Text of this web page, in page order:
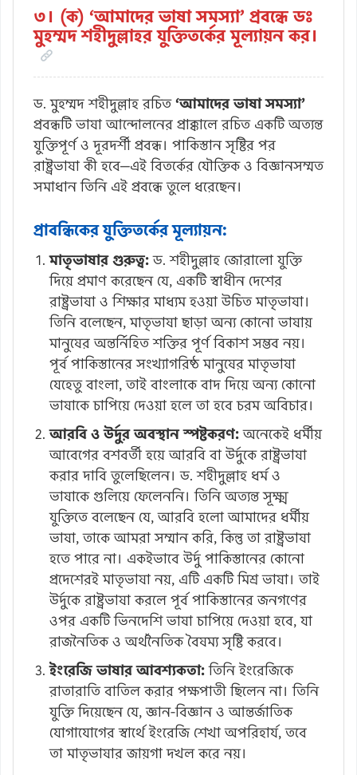
৩। (ক) ‘আমাদের ভাষা সমস্যা’ প্রবন্ধে ডঃ
মুহম্মদ শহীদুল্লাহর যুক্তিতর্কের মূল্যায়ন কর।
ড. মুহম্মদ শহীদুল্লাহ রচিত‘আমাদের ভাষা সমস্যা’
প্রবন্ধটি ভাষা আন্দোলনের প্রাক্কালে রচিত একটি অত্যন্ত
যুক্তিপূর্ণ ও দূরদর্শী প্রবন্ধ। পাকিস্তান সৃষ্টির পর
রাষ্ট্রভাষা কী হবে—এই বিতর্কের যৌক্তিক ও বিজ্ঞানসম্মত
সমাধান তিনি এই প্রবন্ধে তুলে ধরেছেন।
প্রাবন্ধিকের যুক্তিতর্কের মূল্যায়ন:
মাতৃভাষার গুরুত্ব:ড. শহীদুল্লাহ জোরালো যুক্তি
দিয়ে প্রমাণ করেছেন যে, একটি স্বাধীন দেশের
রাষ্ট্রভাষা ও শিক্ষার মাধ্যম হওয়া উচিত মাতৃভাষা।
তিনি বলেছেন, মাতৃভাষা ছাড়া অন্য কোনো ভাষায়
মানুষের অন্তর্নিহিত শক্তির পূর্ণ বিকাশ সম্ভব নয়।
পূর্ব পাকিস্তানের সংখ্যাগরিষ্ঠ মানুষের মাতৃভাষা
যেহেতু বাংলা, তাই বাংলাকে বাদ দিয়ে অন্য কোনো
ভাষাকে চাপিয়ে দেওয়া হলে তা হবে চরম অবিচার।
আরবি ও উর্দুর অবস্থান স্পষ্টকরণ:অনেকেই ধর্মীয়
আবেগের বশবর্তী হয়ে আরবি বা উর্দুকে রাষ্ট্রভাষা
করার দাবি তুলেছিলেন। ড. শহীদুল্লাহ ধর্ম ও
ভাষাকে গুলিয়ে ফেলেননি। তিনি অত্যন্ত সূক্ষ্ম
যুক্তিতে বলেছেন যে, আরবি হলো আমাদের ধর্মীয়
ভাষা, তাকে আমরা সম্মান করি, কিন্তু তা রাষ্ট্রভাষা
হতে পারে না। একইভাবে উর্দু পাকিস্তানের কোনো
প্রদেশেরই মাতৃভাষা নয়, এটি একটি মিশ্র ভাষা। তাই
উর্দুকে রাষ্ট্রভাষা করলে পূর্ব পাকিস্তানের জনগণের
ওপর একটি ভিনদেশি ভাষা চাপিয়ে দেওয়া হবে, যা
রাজনৈতিক ও অর্থনৈতিক বৈষম্য সৃষ্টি করবে।
ইংরেজি ভাষার আবশ্যকতা:তিনি ইংরেজিকে
রাতারাতি বাতিল করার পক্ষপাতী ছিলেন না। তিনি
যুক্তি দিয়েছেন যে, জ্ঞান-বিজ্ঞান ও আন্তর্জাতিক
যোগাযোগের স্বার্থে ইংরেজি শেখা অপরিহার্য, তবে
তা মাতৃভাষার জায়গা দখল করে নয়।